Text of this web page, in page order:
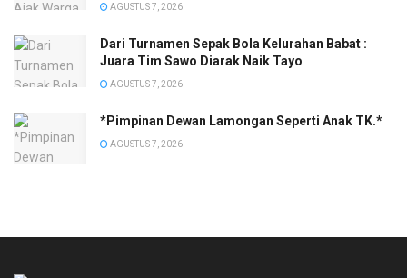
AGUSTUS 7, 2026
Dari Turnamen Sepak Bola Kelurahan Babat :
Juara Tim Sawo Diarak Naik Tayo
AGUSTUS 7, 2026
*Pimpinan Dewan Lamongan Seperti Anak TK.*
AGUSTUS 7, 2026